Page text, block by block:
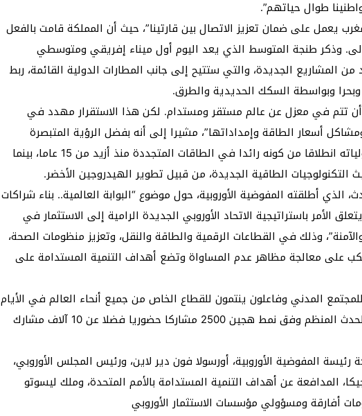
طوال حياتهم”.
يعمل على ضمان تعزيز الاتصال بين قارتينا”، حيث أن المملكة قامت بالفعل
وذكر طنجة المتوسط الذي يعد اليوم أول ميناء إفريقي ومتوسطي
المشاريع الجديدة، والتي ستتيح إلى جانب المطارات الدولية القائمة، ربط
وبحرا وبواسطة السكك الحديدية والطرق.
أن تتم في معزل عن عالم مستقر ومستدام. لكن هذا الاستقرار مهدد في
أسعار الطاقة وإمداداتها”، مشيرا إلى أنه بفضل الرؤية المتبصرة
لجلالة الملك، تحمل المغرب مسؤولياته انطلاقا من كونه رائدا في الطاقات المتجددة منذ أزيد من 15 عاما، بينما
الطاقية الجديدة، من قبيل تطوير الهيدروجين الأخضر.
من هذا الحدث، الذي أطلقته المفوضية الأوروبية، حول موضوع “البوابة العالمية.. بناء شراكات
الأمر باستراتيجية الاتحاد الأوروبي الجديدة الرامية إلى الاستثمار في
والآمنة”، وذلك في القطاعات الرقمية والطاقة والنقل، وتعزيز منظومات الصحة،
تنكب على معالجة مظاهر عدم المساواة وتضع أهداف التنمية المستدامة على
المدني وفاعلون ينتمون للقطاع الخاص من جميع أنحاء العالم في الأيام
الأوروبية للتنمية. ويستقبل هذا الحدث المنظم وفق نمط هجين 2500 مشاركا حضوريا فضلا عن 10 آلاف مشارك
رئيسة المفوضية الأوروبية، أورسولا فون دير لاين، ورئيس المجلس الأوروبي،
المدافعة عن أهداف التنمية المستدامة بالأمم المتحدة، وملك ليسوتو
أفارقة ومسؤولي مؤسسات الاستثمار الأوروبي